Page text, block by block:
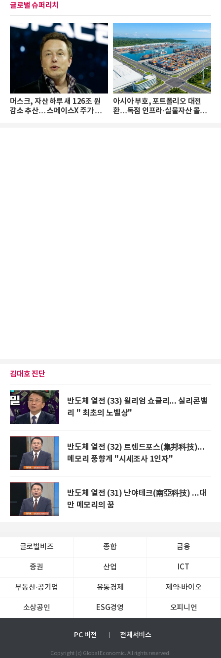
글로벌 슈퍼리치
머스크, 자산 하루 새 126조 원
감소 추산… 스페이스X 주가 하
아시아 부호, 포트폴리오 대전
환…독점 인프라·실물자산 몰린
김대호 진단
반도체 열전 (33) 윌리엄 쇼클리... 실리콘밸
리 " 최초의 노벨상"
반도체 열전 (32) 트렌드포스(集邦科技)...
메모리 풍향계 "시세조사 1인자"
반도체 열전 (31) 난야테크(南亞科技) ...대
만 메모리의 꿈
글로벌비즈 종합 금융
증권 산업 ICT
부동산·공기업 유통경제 제약∙바이오
소상공인 ESG경영 오피니언
PC 버전 전체서비스
Copyright (c) Global Economic. All rights reserved.